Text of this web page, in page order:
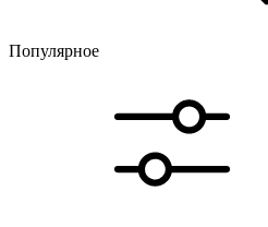
Популярное